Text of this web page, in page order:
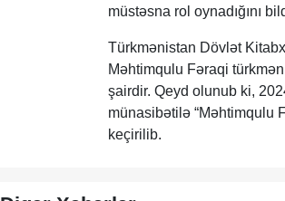
müstəsna rol oynadığını
Türkmənistan Dövlət
Məhtimqulu Fəraqi
şairdir. Qeyd olunub ki,
münasibətilə “Məhtimqulu
keçirilib.